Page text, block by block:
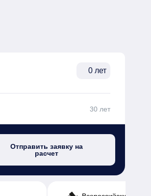
лет
30 лет
Отправить заявку на
расчет